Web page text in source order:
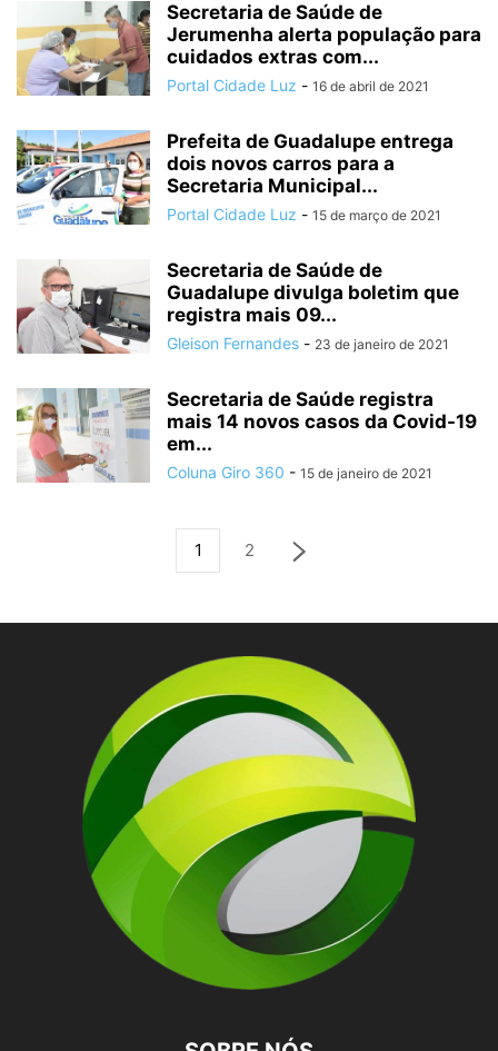
Secretaria de Saúde de
Jerumenha alerta população para
cuidados extras com...
Portal Cidade Luz - 16 de abril de 2021
Prefeita de Guadalupe entrega
dois novos carros para a
Secretaria Municipal...
Portal Cidade Luz - 15 de março de 2021
Secretaria de Saúde de
Guadalupe divulga boletim que
registra mais 09...
Gleison Fernandes - 23 de janeiro de 2021
Secretaria de Saúde registra
mais 14 novos casos da Covid-19
em...
Coluna Giro 360 - 15 de janeiro de 2021
1 2